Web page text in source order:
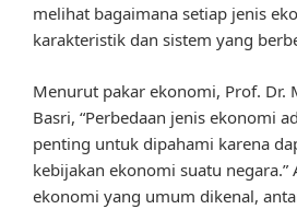
melihat bagaimana setiap jenis
karakteristik dan sistem yang
Menurut pakar ekonomi, Prof. Dr.
Basri, “Perbedaan jenis ekonomi
penting untuk dipahami karena
kebijakan ekonomi suatu negara.”
ekonomi yang umum dikenal,